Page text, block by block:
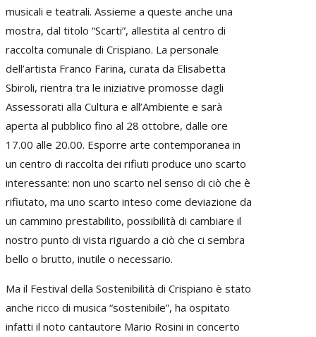
musicali e teatrali. Assieme a queste anche una
mostra, dal titolo “Scarti”, allestita al centro di
raccolta comunale di Crispiano. La personale
dell’artista Franco Farina, curata da Elisabetta
Sbiroli, rientra tra le iniziative promosse dagli
Assessorati alla Cultura e all’Ambiente e sarà
aperta al pubblico fino al 28 ottobre, dalle ore
17.00 alle 20.00. Esporre arte contemporanea in
un centro di raccolta dei rifiuti produce uno scarto
interessante: non uno scarto nel senso di ciò che è
rifiutato, ma uno scarto inteso come deviazione da
un cammino prestabilito, possibilità di cambiare il
nostro punto di vista riguardo a ciò che ci sembra
bello o brutto, inutile o necessario.
Ma il Festival della Sostenibilità di Crispiano è stato
anche ricco di musica “sostenibile”, ha ospitato
infatti il noto cantautore Mario Rosini in concerto